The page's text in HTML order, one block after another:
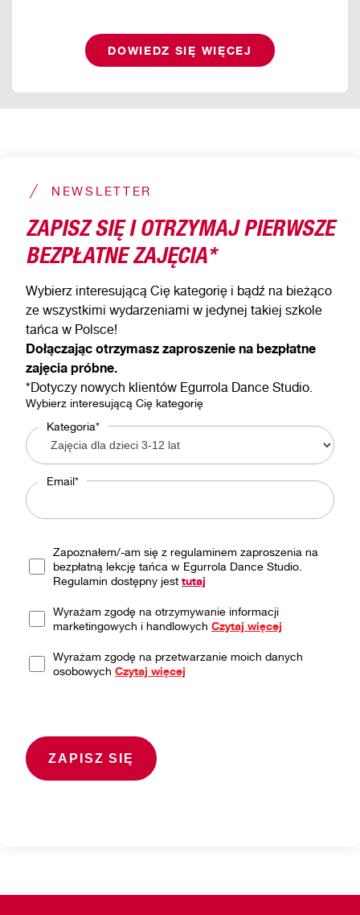
DOWIEDZ SIĘ WIĘCEJ
NEWSLETTER
ZAPISZ SIĘ I OTRZYMAJ PIERWSZE
BEZPŁATNE ZAJĘCIA*
Wybierz interesującą Cię kategorię i bądź na bieżąco
ze wszystkimi wydarzeniami w jedynej takiej szkole
tańca w Polsce!
Dołączając otrzymasz zaproszenie na bezpłatne
zajęcia próbne.
*Dotyczy nowych klientów Egurrola Dance Studio.
Wybierz interesującą Cię kategorię
Kategoria*
Email*
Zapoznałem/-am się z regulaminem zaproszenia na
bezpłatną lekcję tańca w Egurrola Dance Studio.
Regulamin dostępny jest tutaj
Wyrażam zgodę na otrzymywanie informacji
marketingowych i handlowych Czytaj więcej
Wyrażam zgodę na przetwarzanie moich danych
osobowych Czytaj więcej